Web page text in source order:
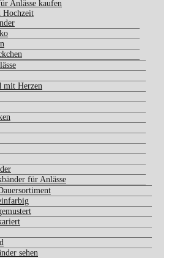
Anlässe kaufen
Hochzeit
mit Herzen
für Anlässe
sehen